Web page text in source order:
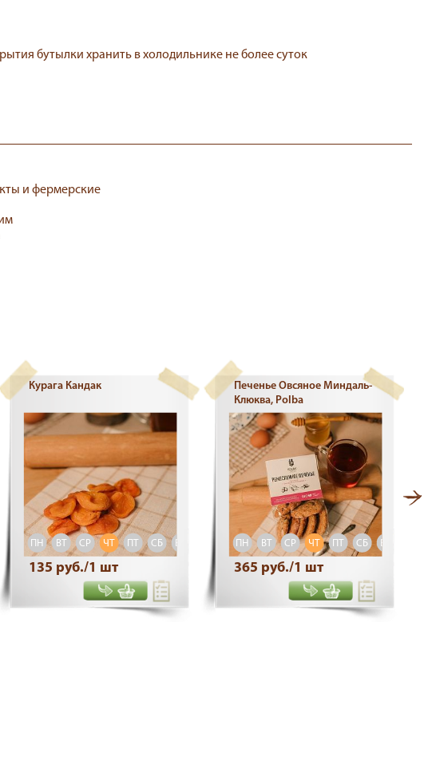
бутылки хранить в холодильнике не более суток
и фермерские
Курага Кандак
ПН ВТ СР ЧТ ПТ СБ ВС
135 руб./1 шт
Печенье Овсяное Миндаль-
Клюква, Polba
ПН ВТ СР ЧТ ПТ СБ ВС
365 руб./1 шт